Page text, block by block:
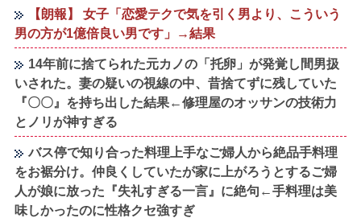
【朗報】 女子「恋愛テクで気を引く男より、こういう
男の方が1億倍良い男です」→結果
14年前に捨てられた元カノの「托卵」が発覚し間男扱
いされた。妻の疑いの視線の中、昔捨てずに残していた
『〇〇』を持ち出した結果←修理屋のオッサンの技術力
とノリが神すぎる
バス停で知り合った料理上手なご婦人から絶品手料理
をお裾分け。仲良くしていたが家に上がろうとするご婦
人が娘に放った『失礼すぎる一言』に絶句←手料理は美
味しかったのに性格クセ強すぎ